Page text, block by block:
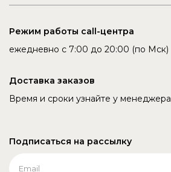
Режим работы call-центра
ежедневно с 7:00 до 20:00 (по Мск)
Доставка заказов
Время и сроки узнайте у менеджера
Подписаться на рассылку